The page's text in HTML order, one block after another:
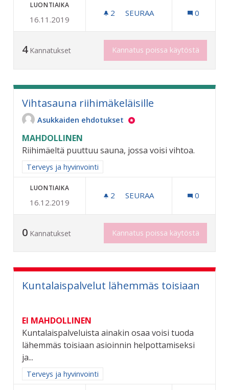
LUONTIAIKA
16.11.2019
2 2 SEURAAJAA
SEURAA 0
4 Kannatukset Kannatus poissa käytöstä
Vihtasauna riihimäkeläisille
Asukkaiden ehdotukset
MAHDOLLINEN
Riihimäeltä puuttuu sauna, jossa voisi vihtoa.
Rajaa tulokset aihepiirin mukaan: Terveys ja hyvinvointi
Terveys ja hyvinvointi
LUONTIAIKA
16.12.2019
2 2 SEURAAJAA
SEURAA 0
0 Kannatukset Kannatus poissa käytöstä
Kuntalaispalvelut lähemmäs toisiaan
EI MAHDOLLINEN
Kuntalaispalveluista ainakin osaa voisi tuoda
lähemmäs toisiaan asioinnin helpottamiseksi
ja...
Rajaa tulokset aihepiirin mukaan: Terveys ja hyvinvointi
Terveys ja hyvinvointi